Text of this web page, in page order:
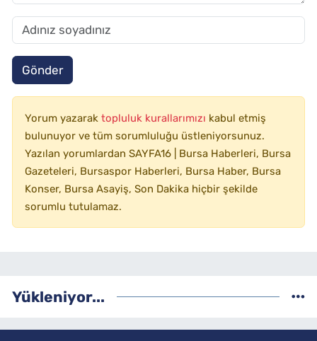
Gönder
Yorum yazarak topluluk kurallarımızı kabul etmiş
bulunuyor ve tüm sorumluluğu üstleniyorsunuz.
Yazılan yorumlardan SAYFA16 | Bursa Haberleri, Bursa
Gazeteleri, Bursaspor Haberleri, Bursa Haber, Bursa
Konser, Bursa Asayiş, Son Dakika hiçbir şekilde
sorumlu tutulamaz.
Yükleniyor...